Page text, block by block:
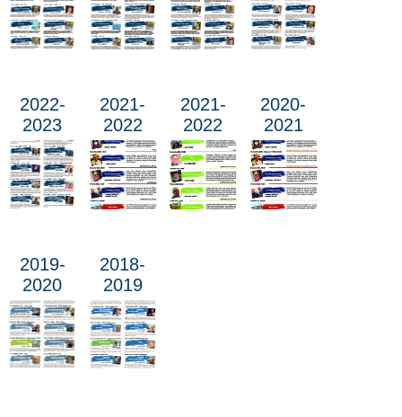
2022-
2023
2021-
2022
2021-
2022
2020-
2021
2019-
2020
2018-
2019